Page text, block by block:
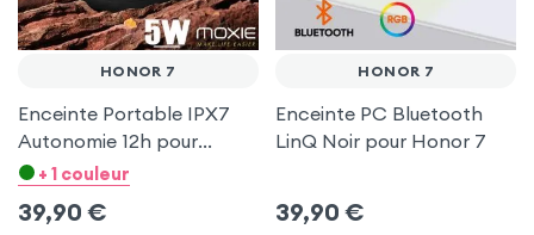
HONOR 7
Enceinte Portable IPX7
Autonomie 12h pour
Honor 7
+ 1 couleur
39,90 €
HONOR 7
Enceinte PC Bluetooth
LinQ Noir pour Honor 7
39,90 €